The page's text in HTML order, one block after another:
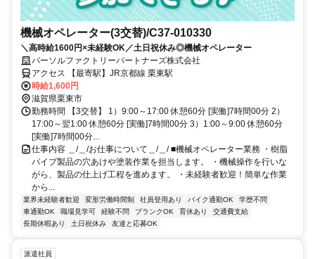
機械オペレーター(3交替)/C37-010330
＼高時給1600円×未経験OK／土日祝休み◎機械オペレーター
パーソルファクトリーパートナーズ株式会社
アクセス 【最寄駅】JR京都線 栗東駅
時給1,600円
滋賀県栗東市
勤務時間 【3交替】 1）9:00～17:00 休憩60分 [実働]7時間00分 2）
17:00～翌1:00 休憩60分 [実働]7時間00分 3）1:00～9:00 休憩60分
[実働]7時間00分...
仕事内容 ＿/＿/お仕事について＿/＿/ ■機械オペレーター業務 ・樹脂
パイプ製品の穴あけや塗装作業を担当します。 ・機械操作を行いな
がら、製品の仕上げ工程を進めます。 ・未経験者歓迎！簡単な作業
から...
業界未経験者歓迎 変形労働時間制 社員登用あり バイク通勤OK
学歴不問
車通勤OK
職場見学可 経験不問 ブランクOK 育休あり
交通費支給
長期休暇あり
土日祝休み 友達と応募OK
派遣社員